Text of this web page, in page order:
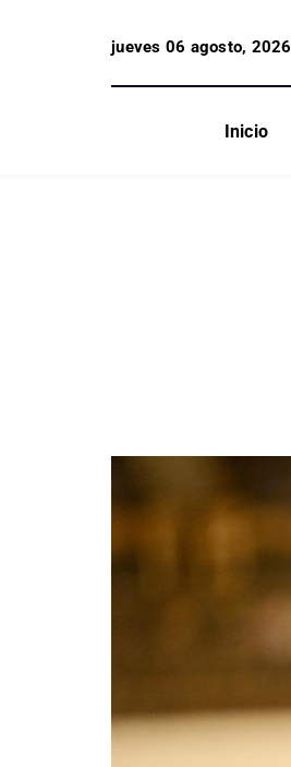
jueves 06 agosto, 2026
Inicio